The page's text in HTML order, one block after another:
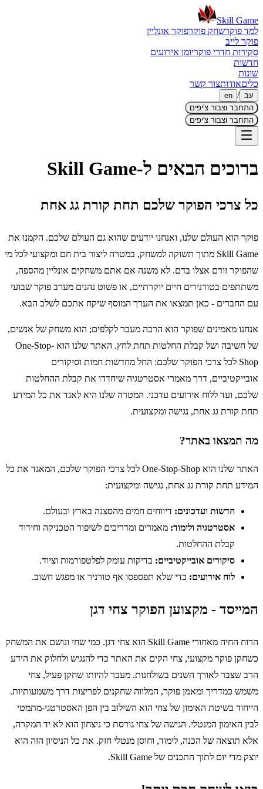
Skill Game
למד פוקרשחק פוקרפוקר אונליין
פוקר לייב
סקירות חדרי פוקריומן אירועים
חדשות
שונות
כליםאודותצור קשר
עב /
en
התחבר וצבור צ'יפים
התחבר וצבור צ'יפים
ברוכים הבאים ל-Skill Game
כל צרכי הפוקר שלכם תחת קורת גג אחת
פוקר הוא העולם שלנו, ואנחנו יודעים שהוא גם העולם שלכם. הקמנו את
Skill Game מתוך תשוקה למשחק, במטרה ליצור בית חם ומקצועי לכל מי
שהפוקר זורם אצלו בדם. לא משנה אם אתם משחקים אונליין מהספה,
משתתפים בטורנירים חיים יוקרתיים, או פשוט נהנים מערב פוקר שבועי
עם החברים - כאן תמצאו את הערך המוסף שיקח אתכם לשלב הבא.
אנחנו מאמינים שפוקר הוא הרבה מעבר לקלפים; הוא משחק של אנשים,
של חשיבה ושל קבלת החלטות תחת לחץ. האתר שלנו הוא One-Stop-
Shop לכל צרכי הפוקר שלכם: החל מחדשות חמות וסיקורים
אובייקטיביים, דרך מאמרי אסטרטגיה שיחדדו את קבלת ההחלטות
שלכם, ועד ללוח אירועים עדכני. המטרה שלנו היא לאגד את כל המידע
תחת קורת גג אחת, נגישה ומקצועית.
מה תמצאו באתר?
האתר שלנו הוא One-Stop-Shop לכל צרכי הפוקר שלכם, המאגד את כל
המידע תחת קורת גג אחת, נגישה ומקצועית:
חדשות ועדכונים: דיווחים חמים מהסצנה בארץ ובעולם.
אסטרטגיה ולימוד: מאמרים ומדריכים לשיפור הטכניקה וחידוד
קבלת ההחלטות.
סיקורים אובייקטיביים: בדיקות עומק לפלטפורמות וציוד.
לוח אירועים: כדי שלא תפספסו אף טורניר או מפגש חשוב.
המייסד - מקצוען הפוקר צחי דגן
הרוח החיה מאחורי Skill Game הוא צחי דגן. כמי שחי ונושם את המשחק
כשחקן פוקר מקצועי, צחי הקים את האתר כדי להנגיש ולחלוק את הידע
הרב שצבר לאורך השנים בשולחנות. מעבר להיותו שחקן פעיל, צחי
משמש כמדריך ומאמן פוקר, המלווה שחקנים לפריצות דרך משמעותיות.
הייחוד בשיטת האימון של צחי הוא השילוב בין הפן האסטרטגי-מתמטי
לבין האימון המנטלי. הגישה של צחי גורסת כי ניצחון הוא לא יד המקרה,
אלא תוצאה של הכנה, לימוד, וחוסן מנטלי חזק. את כל הניסיון הזה הוא
יוצק מדי יום לתוך התכנים של Skill Game.